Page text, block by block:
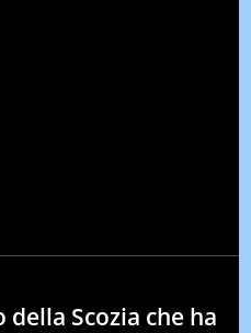
della Scozia che ha